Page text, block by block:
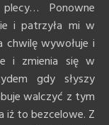
Ponowne
i patrzyła mi w
chwilę wywołuje i
i zmienia się w
gdy słyszy
walczyć z tym
iż to bezcelowe. Z